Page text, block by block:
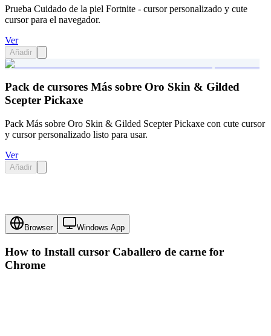
Prueba Cuidado de la piel Fortnite - cursor personalizado y cute
cursor para el navegador.
Ver
Añadir
Pack de cursores Más sobre Oro Skin & Gilded
Scepter Pickaxe
Pack Más sobre Oro Skin & Gilded Scepter Pickaxe con cute cursor
y cursor personalizado listo para usar.
Ver
Añadir
Browser Windows App
How to Install cursor Caballero de carne for
Chrome